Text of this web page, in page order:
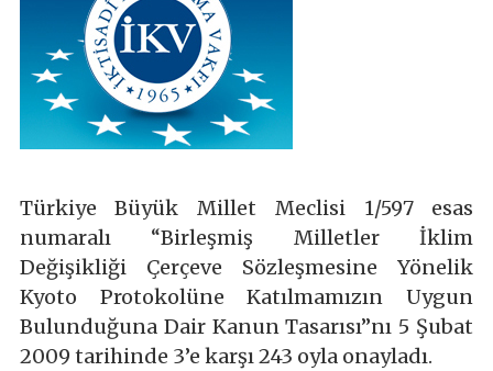
Türkiye Büyük Millet Meclisi 1/597 esas
numaralı “Birleşmiş Milletler İklim
Değişikliği Çerçeve Sözleşmesine Yönelik
Kyoto Protokolüne Katılmamızın Uygun
Bulunduğuna Dair Kanun Tasarısı”nı 5 Şubat
2009 tarihinde 3’e karşı 243 oyla onayladı.